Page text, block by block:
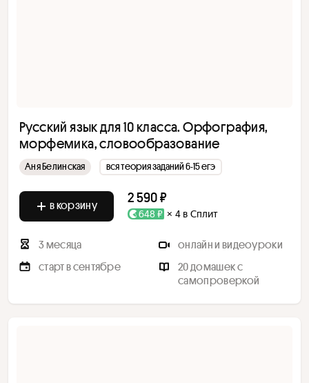
Русский язык для 10 класса. Орфография,
морфемика, словообразование
Аня Белинская вся теория заданий 6-15 егэ
в корзину 2 590 ₽
648 ₽ × 4 в Сплит
3 месяца
онлайн и видеоуроки
старт в сентябре
20 домашек с
самопроверкой